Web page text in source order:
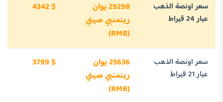
سعر اونصة الذهب
عيار 24 قيراط
29298 يوان
رينمنبي صيني
(RMB)
4342 $
سعر اونصة الذهب
عيار 21 قيراط
25636 يوان
رينمنبي صيني
(RMB)
3799 $